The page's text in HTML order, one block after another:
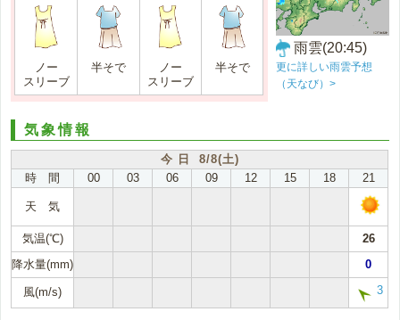
ノー
スリーブ
半そで
ノー
スリーブ
半そで
雨雲(20:45)
更に詳しい雨雲予想
（天なび）>
気象情報
今 日 8/8(土)
時 間
00 03 06 09 12 15 18 21
天 気
気温(℃)
26
降水量(mm)
0
風(m/s) 3